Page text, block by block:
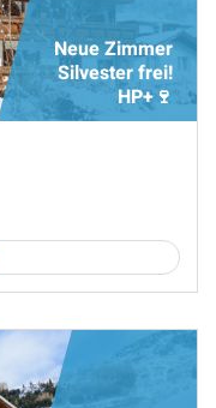
Neue Zimmer
Silvester frei!
HP+🍷